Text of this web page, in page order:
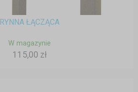
RYNNA ŁĄCZĄCA
W magazynie
115,00 zł